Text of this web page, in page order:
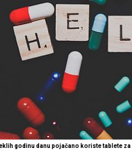
godinu danu pojačano koriste tablete